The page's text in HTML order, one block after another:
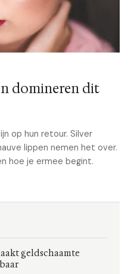
domineren dit
op hun retour. Silver
lippen nemen het over.
hoe je ermee begint.
geldschaamte